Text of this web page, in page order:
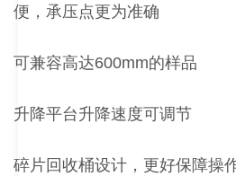
便，承压点更为准确
可兼容高达600mm的样品
升降平台升降速度可调节
碎片回收桶设计，更好保障操